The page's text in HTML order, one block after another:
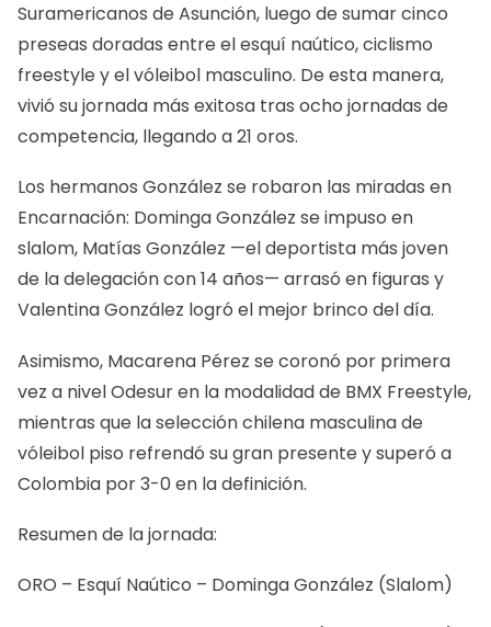
Suramericanos de Asunción, luego de sumar cinco
preseas doradas entre el esquí naútico, ciclismo
freestyle y el vóleibol masculino. De esta manera,
vivió su jornada más exitosa tras ocho jornadas de
competencia, llegando a 21 oros.
Los hermanos González se robaron las miradas en
Encarnación: Dominga González se impuso en
slalom, Matías González —el deportista más joven
de la delegación con 14 años— arrasó en figuras y
Valentina González logró el mejor brinco del día.
Asimismo, Macarena Pérez se coronó por primera
vez a nivel Odesur en la modalidad de BMX Freestyle,
mientras que la selección chilena masculina de
vóleibol piso refrendó su gran presente y superó a
Colombia por 3-0 en la definición.
Resumen de la jornada:
ORO – Esquí Naútico – Dominga González (Slalom)